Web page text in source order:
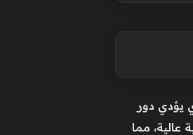
يؤدي دور
عالية، مما